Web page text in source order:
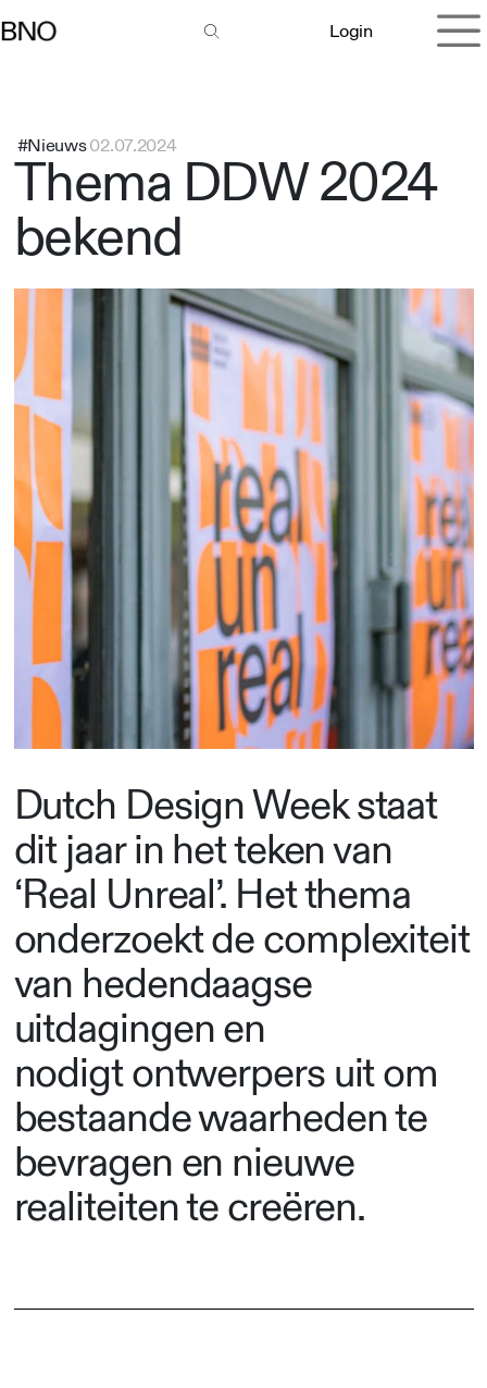
Login
#Nieuws02.07.2024
Thema DDW 2024
bekend
Dutch Design Week staat
dit jaar in het teken van
‘Real Unreal’. Het thema
onderzoekt de complexiteit
van hedendaagse
uitdagingen en
nodigt ontwerpers uit om
bestaande waarheden te
bevragen en nieuwe
realiteiten te creëren.